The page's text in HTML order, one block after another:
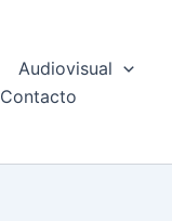
Audiovisual
Contacto